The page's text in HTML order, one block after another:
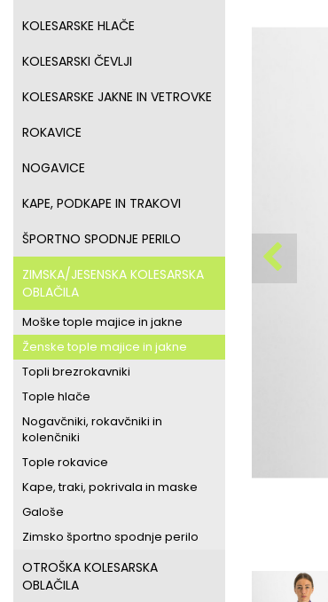
KOLESARSKE HLAČE
KOLESARSKI ČEVLJI
KOLESARSKE JAKNE IN VETROVKE
ROKAVICE
NOGAVICE
KAPE, PODKAPE IN TRAKOVI
ŠPORTNO SPODNJE PERILO
ZIMSKA/JESENSKA KOLESARSKA
OBLAČILA
Moške tople majice in jakne
Ženske tople majice in jakne
Topli brezrokavniki
Tople hlače
Nogavčniki, rokavčniki in
kolenčniki
Tople rokavice
Kape, traki, pokrivala in maske
Galoše
Zimsko športno spodnje perilo
OTROŠKA KOLESARSKA
OBLAČILA